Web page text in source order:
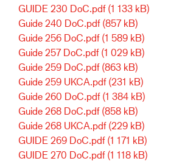
GUIDE 230 DoC.pdf (1 133 kB)
Guide 240 DoC.pdf (857 kB)
Guide 256 DoC.pdf (1 589 kB)
Guide 257 DoC.pdf (1 029 kB)
Guide 259 DoC.pdf (863 kB)
Guide 259 UKCA.pdf (231 kB)
Guide 260 DoC.pdf (1 384 kB)
Guide 268 DoC.pdf (858 kB)
Guide 268 UKCA.pdf (229 kB)
GUIDE 269 DoC.pdf (1 171 kB)
GUIDE 270 DoC.pdf (1 118 kB)